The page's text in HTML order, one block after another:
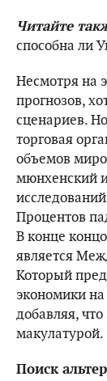
Читайте
способна ли
Несмотря на
прогнозов,
сценариев.
торговая
объемов
мюнхенский
Процентов
В конце
является
Который
экономики
добавляя,
макулатурой.
Поиск